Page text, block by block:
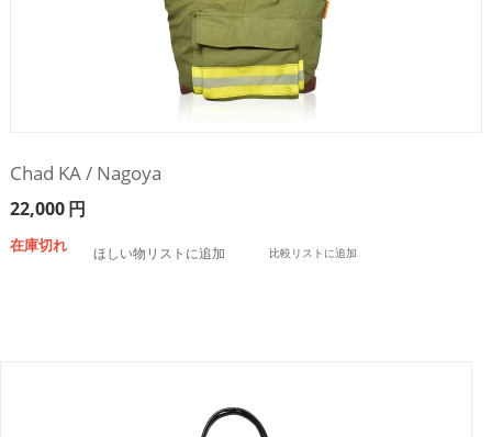
Chad KA / Nagoya
22,000円
在庫切れ ほしい物リストに追加 比較リストに追加